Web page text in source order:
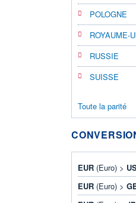
POLOGNE
ROYAUME-
RUSSIE
SUISSE
Toute la parité
EUR (Euro) >
EUR (Euro) >